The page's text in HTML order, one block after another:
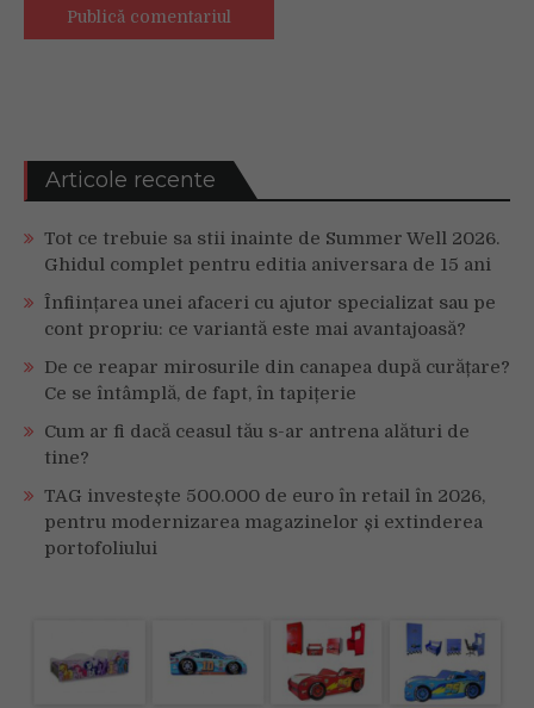
Articole recente
Tot ce trebuie sa stii inainte de Summer Well 2026.
Ghidul complet pentru editia aniversara de 15 ani
Înființarea unei afaceri cu ajutor specializat sau pe
cont propriu: ce variantă este mai avantajoasă?
De ce reapar mirosurile din canapea după curățare?
Ce se întâmplă, de fapt, în tapițerie
Cum ar fi dacă ceasul tău s-ar antrena alături de
tine?
TAG investește 500.000 de euro în retail în 2026,
pentru modernizarea magazinelor și extinderea
portofoliului